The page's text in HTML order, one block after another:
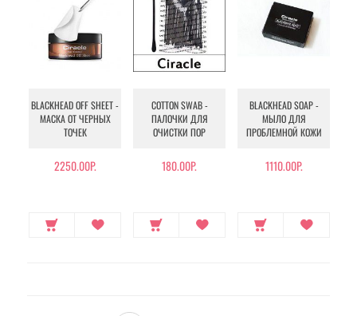
BLACKHEAD OFF SHEET -
МАСКА ОТ ЧЕРНЫХ
ТОЧЕК
2250.00Р.
COTTON SWAB -
ПАЛОЧКИ ДЛЯ
ОЧИСТКИ ПОР
180.00Р.
BLACKHEAD SOAP -
МЫЛО ДЛЯ
ПРОБЛЕМНОЙ КОЖИ
1110.00Р.